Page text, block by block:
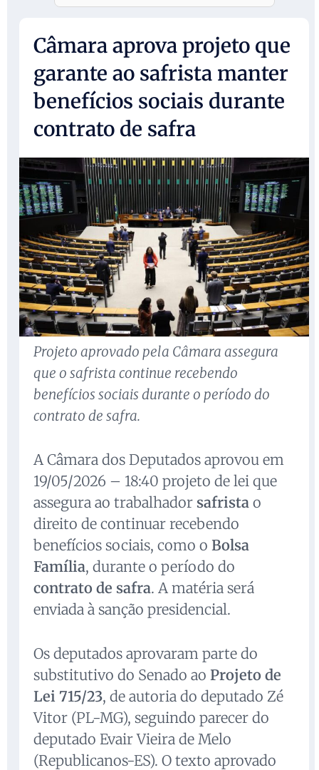
Câmara aprova projeto que
garante ao safrista manter
benefícios sociais durante
contrato de safra
Projeto aprovado pela Câmara assegura
que o safrista continue recebendo
benefícios sociais durante o período do
contrato de safra.
A Câmara dos Deputados aprovou em
19/05/2026 – 18:40 projeto de lei que
assegura ao trabalhador safrista o
direito de continuar recebendo
benefícios sociais, como o Bolsa
Família, durante o período do
contrato de safra. A matéria será
enviada à sanção presidencial.
Os deputados aprovaram parte do
substitutivo do Senado ao Projeto de
Lei 715/23, de autoria do deputado Zé
Vitor (PL-MG), seguindo parecer do
deputado Evair Vieira de Melo
(Republicanos-ES). O texto aprovado